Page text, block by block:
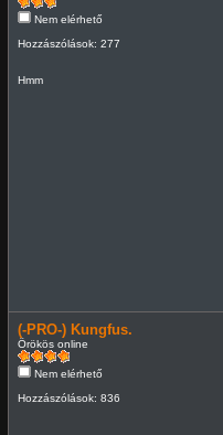
Nem elérhető
Hozzászólások: 277
Hmm
(-PRO-) Kungfus.
Örökös online
Nem elérhető
Hozzászólások: 836